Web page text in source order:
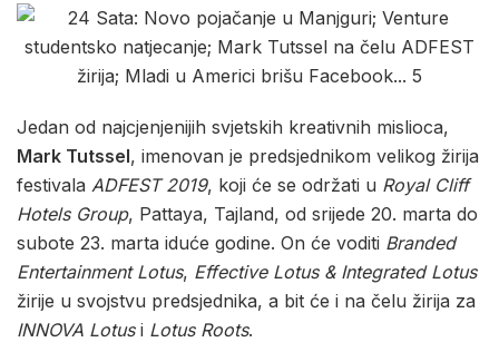
Jedan od najcjenjenijih svjetskih kreativnih mislioca,
Mark Tutssel, imenovan je predsjednikom velikog žirija
festivala ADFEST 2019, koji će se održati u Royal Cliff
Hotels Group, Pattaya, Tajland, od srijede 20. marta do
subote 23. marta iduće godine. On će voditi Branded
Entertainment Lotus, Effective Lotus & Integrated Lotus
žirije u svojstvu predsjednika, a bit će i na čelu žirija za
INNOVA Lotusi Lotus Roots.